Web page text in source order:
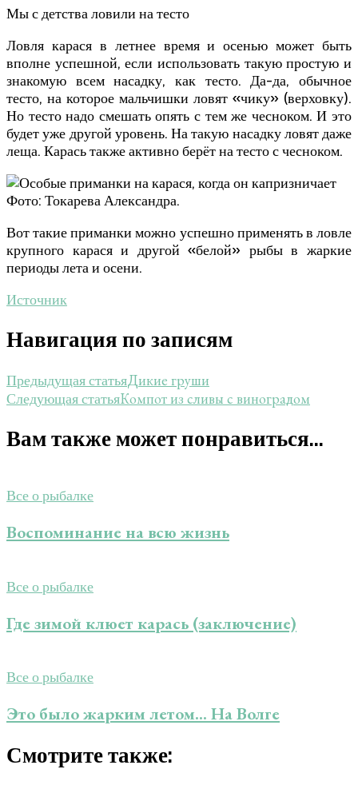
Мы с детства ловили на тесто
Ловля карася в летнее время и осенью может быть
вполне успешной, если использовать такую простую и
знакомую всем насадку, как тесто. Да-да, обычное
тесто, на которое мальчишки ловят «чику» (верховку).
Но тесто надо смешать опять с тем же чесноком. И это
будет уже другой уровень. На такую насадку ловят даже
леща. Карась также активно берёт на тесто с чесноком.
Фото: Токарева Александра.
Вот такие приманки можно успешно применять в ловле
крупного карася и другой «белой» рыбы в жаркие
периоды лета и осени.
Источник
Навигация по записям
Предыдущая статьяДикие груши
Следующая статьяКомпот из сливы с виноградом
Вам также может понравиться...
Все о рыбалке
Воспоминание на всю жизнь
Все о рыбалке
Где зимой клюет карась (заключение)
Все о рыбалке
Это было жарким летом… На Волге
Смотрите также: